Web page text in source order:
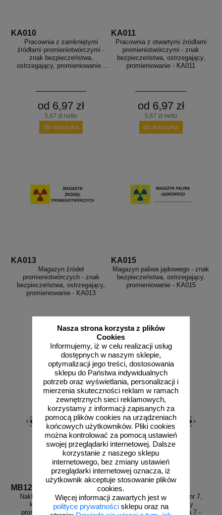
Nasza strona korzysta z plików
Cookies
Informujemy, iż w celu realizacji usług
dostępnych w naszym sklepie,
optymalizacji jego treści, dostosowania
sklepu do Państwa indywidualnych
potrzeb oraz wyświetlania, personalizacji i
mierzenia skuteczności reklam w ramach
zewnętrznych sieci reklamowych,
korzystamy z informacji zapisanych za
pomocą plików cookies na urządzeniach
końcowych użytkowników. Pliki cookies
można kontrolować za pomocą ustawień
swojej przeglądarki internetowej. Dalsze
korzystanie z naszego sklepu
internetowego, bez zmiany ustawień
przeglądarki internetowej oznacza, iż
użytkownik akceptuje stosowanie plików
cookies.
Więcej informacji zawartych jest w
polityce prywatności sklepu oraz na
KA010
Pracownia z zamkniętymi
źródłami promieniotwórczymi -
znak bezpieczeństwa,
ostrzegający, promieniowanie -
od 6,97 zł
5,67 zł netto
do koszyka
KA011
Pracownia z otwartymi źródłami
promieniotwórczymi - znak
bezpieczeństwa, ostrzegający,
promieniowanie - KA011
od 6,97 zł
5,67 zł netto
do koszyka
KA013
Magazyn źródeł
promieniotwórczych - znak
bezpieczeństwa, ostrzegający,
promieniowanie - KA013
od 6,97 zł
5,67 zł netto
do koszyka
KA015
Magazyn paliwa jądrowego - znak
bezpieczeństwa, ostrzegający,
promieniowanie - KA015
od 6,97 zł
5,67 zł netto
do koszyka
MB121
Naklejka ADR podklasa nr 7,
kategoria I - Materiały
promieniotwórcze. Klasa 7 -
MB122
Naklejka ADR podklasa nr 7,
kategoria II - Materiały
promieniotwórcze. Klasa 7 -